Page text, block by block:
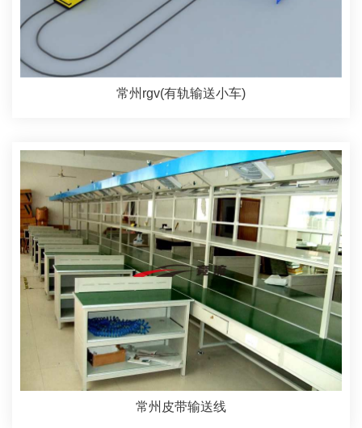
常州rgv(有轨输送小车)
常州皮带输送线